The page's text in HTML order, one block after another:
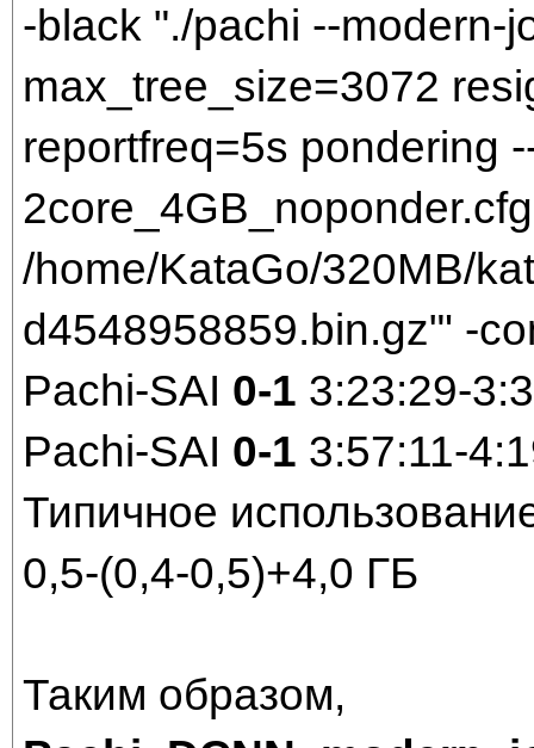
-black "./pachi --modern-
max_tree_size=3072
reportfreq=5s pondering
/home/KataGo/320MB/
d4548958859.bin.gz"' -
Pachi-SAI 0-1 3:23:29-
Pachi-SAI 0-1 3:57:11-
Типичное
0,5-(0,4-0,5)+4,0 ГБ
Таким образом,